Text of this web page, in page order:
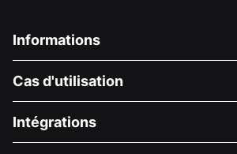
Informations
À propos de nous
Carrières
Cas d'utilisation
Collecte de fonds médicale
Intégrations